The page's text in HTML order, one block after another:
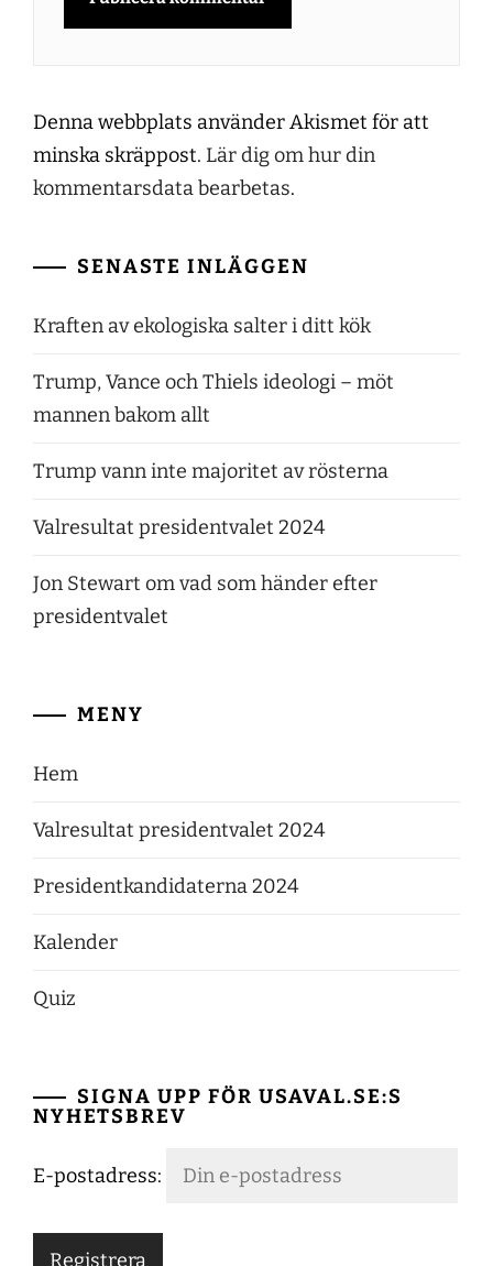
Denna webbplats använder Akismet för att
minska skräppost. Lär dig om hur din
kommentarsdata bearbetas.
SENASTE INLÄGGEN
Kraften av ekologiska salter i ditt kök
Trump, Vance och Thiels ideologi – möt
mannen bakom allt
Trump vann inte majoritet av rösterna
Valresultat presidentvalet 2024
Jon Stewart om vad som händer efter
presidentvalet
MENY
Hem
Valresultat presidentvalet 2024
Presidentkandidaterna 2024
Kalender
Quiz
SIGNA UPP FÖR USAVAL.SE:S
NYHETSBREV
E-postadress: